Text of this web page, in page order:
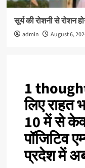
सूर्य की रोशनी से रोशन
admin August 6,
1
लिए राहत
10 में से
पॉजिटिव
प्रदेश में